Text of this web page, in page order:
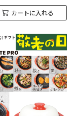
カートに入れる